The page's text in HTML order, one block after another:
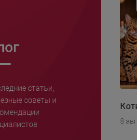
статьи,
советы и
8